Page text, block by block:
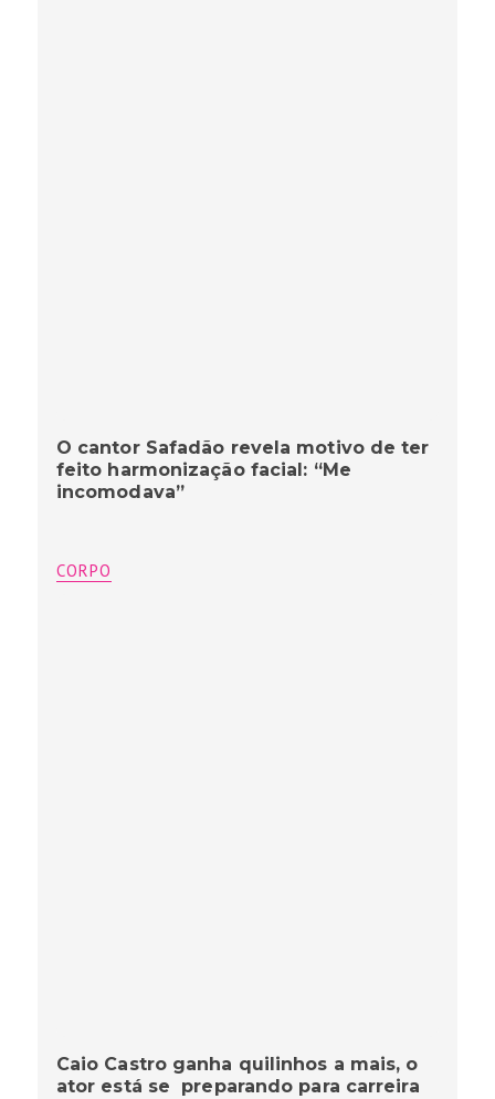
O cantor Safadão revela motivo de ter
feito harmonização facial: “Me
incomodava”
CORPO
Caio Castro ganha quilinhos a mais, o
ator está se preparando para carreira